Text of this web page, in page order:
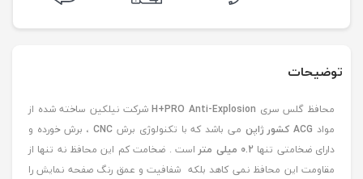
توضیحات
محافظ گلس سری H+PRO Anti-Explosionشرکت نیلکین ساخته شده از
مواد ACG کشور ژاپن می باشد که با تکنولوژی برش CNC، برش خورده و
دارای ضخامتی تنها 0.2 میلی متر
است . ضخامت کم این محافظ نه تنها از
مقاومت این محافظ نمی کاهد بلکه شفافیت و عمق رنگ صفحه نمایش را